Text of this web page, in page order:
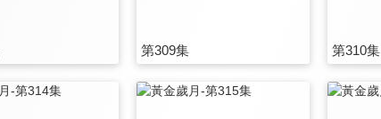
第309集 第310集